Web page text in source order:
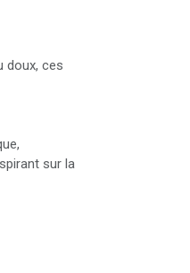
doux, ces
sur la